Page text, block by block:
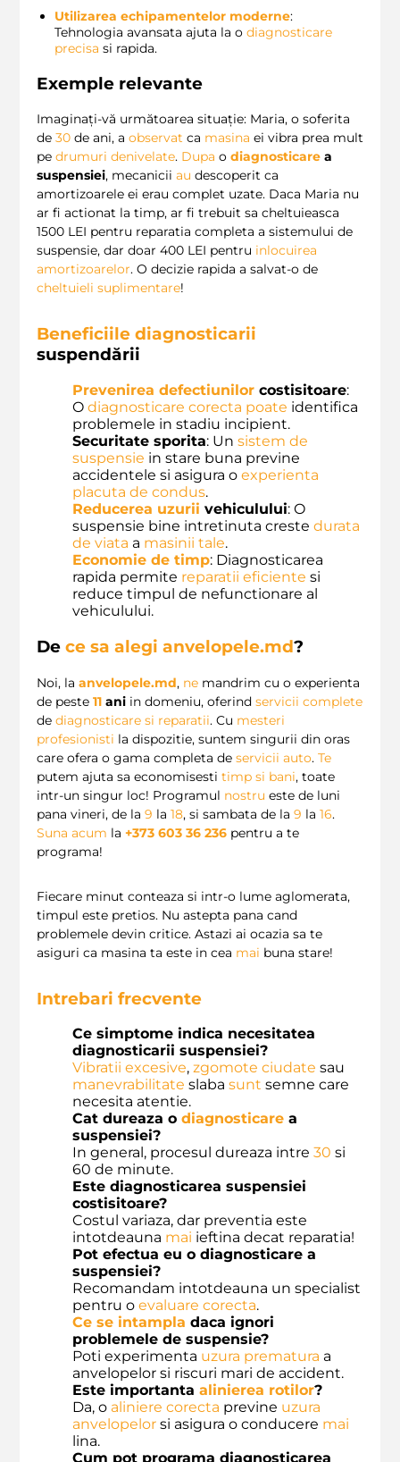
Utilizarea echipamentelor moderne:
Tehnologia avansata ajuta la o diagnosticare
precisa si rapida.
Exemple relevante
Imaginați-vă următoarea situație: Maria, o soferita
de 30 de ani, a observat ca masina ei vibra prea mult
pe drumuri denivelate. Dupa o diagnosticare a
suspensiei, mecanicii au descoperit ca
amortizoarele ei erau complet uzate. Daca Maria nu
ar fi actionat la timp, ar fi trebuit sa cheltuieasca
1500 LEI pentru reparatia completa a sistemului de
suspensie, dar doar 400 LEI pentru inlocuirea
amortizoarelor. O decizie rapida a salvat-o de
cheltuieli suplimentare!
Beneficiile diagnosticarii
suspendării
Prevenirea defectiunilor costisitoare:
O diagnosticare corecta poate identifica
problemele in stadiu incipient.
Securitate sporita: Un sistem de
suspensie in stare buna previne
accidentele si asigura o experienta
placuta de condus.
Reducerea uzurii vehiculului: O
suspensie bine intretinuta creste durata
de viata a masinii tale.
Economie de timp: Diagnosticarea
rapida permite reparatii eficiente si
reduce timpul de nefunctionare al
vehiculului.
De ce sa alegi anvelopele.md?
Noi, la anvelopele.md, ne mandrim cu o experienta
de peste 11 ani in domeniu, oferind servicii complete
de diagnosticare si reparatii. Cu mesteri
profesionisti la dispozitie, suntem singurii din oras
care ofera o gama completa de servicii auto. Te
putem ajuta sa economisesti timp si bani, toate
intr-un singur loc! Programul nostru este de luni
pana vineri, de la 9 la 18, si sambata de la 9 la 16.
Suna acum la +373 603 36 236 pentru a te
programa!
Fiecare minut conteaza si intr-o lume aglomerata,
timpul este pretios. Nu astepta pana cand
problemele devin critice. Astazi ai ocazia sa te
asiguri ca masina ta este in cea mai buna stare!
Intrebari frecvente
Ce simptome indica necesitatea
diagnosticarii suspensiei?
Vibratii excesive, zgomote ciudate sau
manevrabilitate slaba sunt semne care
necesita atentie.
Cat dureaza o diagnosticare a
suspensiei?
In general, procesul dureaza intre 30 si
60 de minute.
Este diagnosticarea suspensiei
costisitoare?
Costul variaza, dar preventia este
intotdeauna mai ieftina decat reparatia!
Pot efectua eu o diagnosticare a
suspensiei?
Recomandam intotdeauna un specialist
pentru o evaluare corecta.
Ce se intampla daca ignori
problemele de suspensie?
Poti experimenta uzura prematura a
anvelopelor si riscuri mari de accident.
Este importanta alinierea rotilor?
Da, o aliniere corecta previne uzura
anvelopelor si asigura o conducere mai
lina.
Cum pot programa diagnosticarea